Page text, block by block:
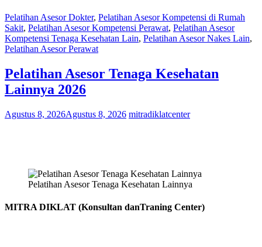
Pelatihan Asesor Dokter, Pelatihan Asesor Kompetensi di Rumah
Sakit, Pelatihan Asesor Kompetensi Perawat, Pelatihan Asesor
Kompetensi Tenaga Kesehatan Lain, Pelatihan Asesor Nakes Lain,
Pelatihan Asesor Perawat
Pelatihan Asesor Tenaga Kesehatan
Lainnya 2026
Agustus 8, 2026Agustus 8, 2026 mitradiklatcenter
Pelatihan Asesor Tenaga Kesehatan Lainnya
MITRA DIKLAT (Konsultan danTraning Center)